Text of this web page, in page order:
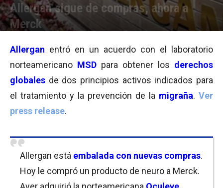
Allergan sigue de compras, ahora a
Merck
Allergan entró en un acuerdo con el laboratorio
norteamericano MSD para obtener los derechos
globales de dos principios activos indicados para
el tratamiento y la prevención de la migraña. Ver
press release.
Allergan está embalada con nuevas compras.
Hoy le compró un producto de neuro a Merck.